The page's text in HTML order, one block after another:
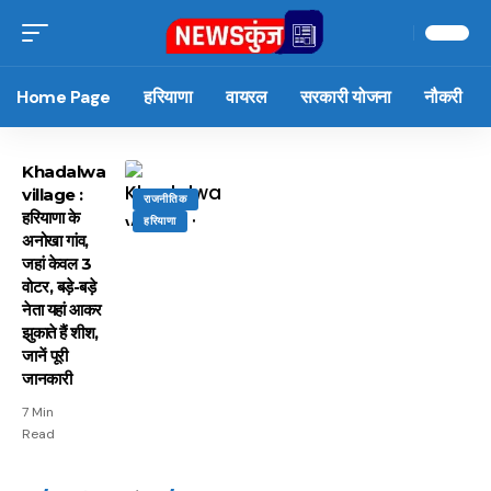
Home Page हरियाणा वायरल सरकारी योजना नौकरी
राजनीतिक
हरियाणा
Khadalwa
village :
हरियाणा के
अनोखा गांव,
जहां केवल 3
वोटर, बड़े-बड़े
नेता यहां आकर
झुकाते हैं शीश,
जानें पूरी
जानकारी
7 Min
Read
15 नवंबर से लागू होंगे